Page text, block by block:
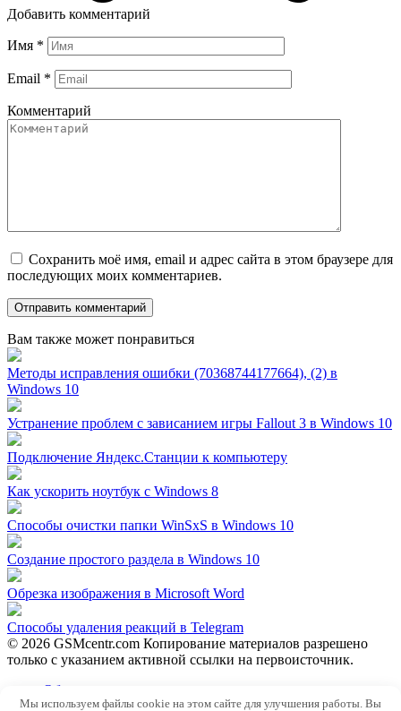
Добавить комментарий
Имя *
Email *
Комментарий
Сохранить моё имя, email и адрес сайта в этом браузере для
последующих моих комментариев.
Вам также может понравиться
Методы исправления ошибки (70368744177664), (2) в
Windows 10
Устранение проблем с зависанием игры Fallout 3 в Windows 10
Подключение Яндекс.Станции к компьютеру
Как ускорить ноутбук с Windows 8
Способы очистки папки WinSxS в Windows 10
Создание простого раздела в Windows 10
Обрезка изображения в Microsoft Word
Способы удаления реакций в Telegram
© 2026 GSMcentr.com Копирование материалов разрешено
только с указанием активной ссылки на первоисточник.
Обратная связь
Политика конфиденциальности
Мы используем файлы cookie на этом сайте для улучшения работы. Вы